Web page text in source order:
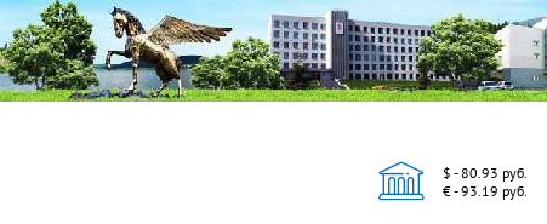
$ - 80.93 руб.
€ - 93.19 руб.